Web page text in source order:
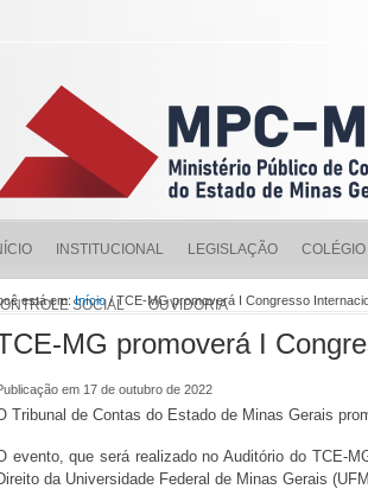
INSTITUCIONAL LEGISLAÇÃO
SOCIAL OUVIDORIA
está em:Início/ TCE-MG promoverá I Congresso
MG promoverá I
em 17 de outubro de 2022
Tribunal de Contas do Estado de Minas Gerais
evento, que será realizado no Auditório do TCE-
da Universidade Federal de Minas Gerais